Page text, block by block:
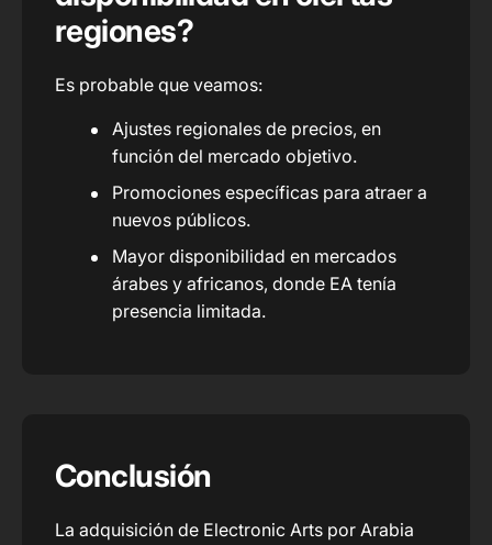
regiones?
Es probable que veamos:
Ajustes regionales de precios, en
función del mercado objetivo.
Promociones específicas para atraer a
nuevos públicos.
Mayor disponibilidad en mercados
árabes y africanos, donde EA tenía
presencia limitada.
Conclusión
La adquisición de Electronic Arts por Arabia